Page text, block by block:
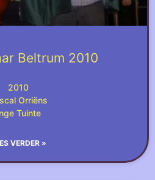
Beltrum 2010
2010
Orriëns
Tuinte
VERDER »